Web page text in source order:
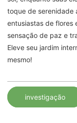
toque de serenidade
entusiastas de flores
sensação de paz e
Eleve seu jardim
mesmo!
investigação